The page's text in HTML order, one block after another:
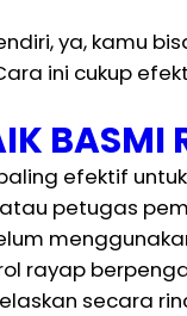
ya, kamu
ini cukup
efektif
petugas
rayap
secara